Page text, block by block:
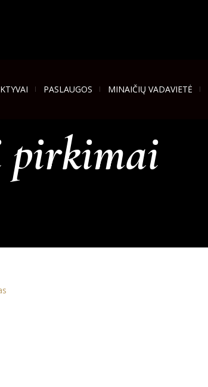
PASLAUGOS MINAIČIŲ VADAVIETĖ
pirkimai